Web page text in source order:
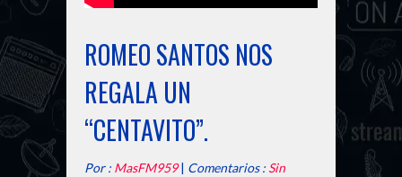
ROMEO SANTOS NOS
REGALA UN
“CENTAVITO”.
Por : MasFM959| Comentarios : Sin